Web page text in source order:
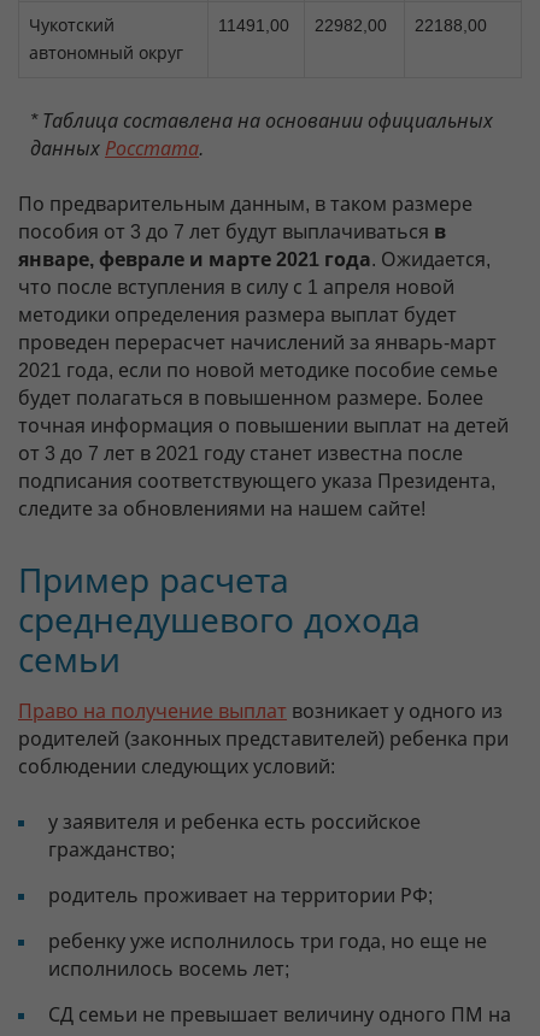
Чукотский
автономный округ
11491,00 22982,00 22188,00
* Таблица составлена на основании официальных
данных Росстата.
По предварительным данным, в таком размере
пособия от 3 до 7 лет будут выплачиваться в
январе, феврале и марте 2021 года. Ожидается,
что после вступления в силу с 1 апреля новой
методики определения размера выплат будет
проведен перерасчет начислений за январь-март
2021 года, если по новой методике пособие семье
будет полагаться в повышенном размере. Более
точная информация о повышении выплат на детей
от 3 до 7 лет в 2021 году станет известна после
подписания соответствующего указа Президента,
следите за обновлениями на нашем сайте!
Пример расчета
среднедушевого дохода
семьи
Право на получение выплат возникает у одного из
родителей (законных представителей) ребенка при
соблюдении следующих условий:
у заявителя и ребенка есть российское
гражданство;
родитель проживает на территории РФ;
ребенку уже исполнилось три года, но еще не
исполнилось восемь лет;
СД семьи не превышает величину одного ПМ на